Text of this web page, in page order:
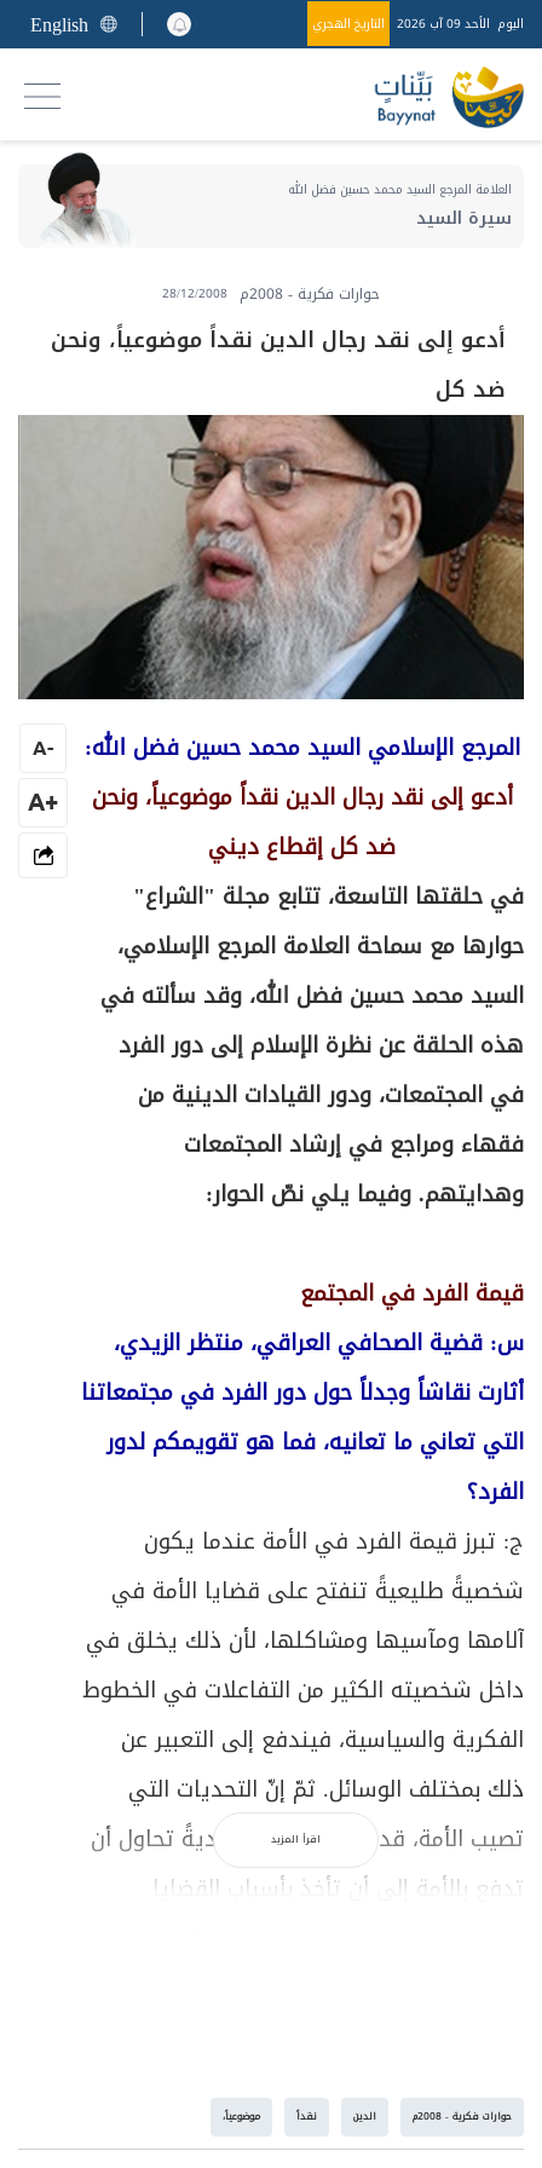
اليوم الأحد 09 آب 2026 التاريخ الهجري English
العلامة المرجع السيد محمد حسين فضل الله
سيرة السيد
حوارات فكرية - 2008م 28/12/2008
أدعو إلى نقد رجال الدين نقداً موضوعياً، ونحن
ضد كل
المرجع الإسلامي السيد محمد حسين فضل الله:
أدعو إلى نقد رجال الدين نقداً موضوعياً، ونحن
ضد كل إقطاع ديني
في حلقتها التاسعة، تتابع مجلة "الشراع"
حوارها مع سماحة العلامة المرجع الإسلامي،
السيد محمد حسين فضل الله، وقد سألته في
هذه الحلقة عن نظرة الإسلام إلى دور الفرد
في المجتمعات، ودور القيادات الدينية من
فقهاء ومراجع في إرشاد المجتمعات
وهدايتهم. وفيما يلي نصّ الحوار:
قيمة الفرد في المجتمع
س: قضية الصحافي العراقي، منتظر الزيدي،
أثارت نقاشاً وجدلاً حول دور الفرد في مجتمعاتنا
التي تعاني ما تعانيه، فما هو تقويمكم لدور
الفرد؟
ج: تبرز قيمة الفرد في الأمة عندما يكون
شخصيةً طليعيةً تنفتح على قضايا الأمة في
آلامها ومآسيها ومشاكلها، لأن ذلك يخلق في
داخل شخصيته الكثير من التفاعلات في الخطوط
الفكرية والسياسية، فيندفع إلى التعبير عن
ذلك بمختلف الوسائل. ثمّ إنّ التحديات التي
تصيب الأمة، قد تنتج شخصيةً قياديةً تحاول أن
تدفع بالأمة إلى أن تأخذ بأسباب القضايا
خلال تفاعلها مع فكر الأفراد وحركتهم، وهذا
اقرأ المزيد
-
A
+A
حوارات فكرية - 2008م الدين نقداً موضوعياً،